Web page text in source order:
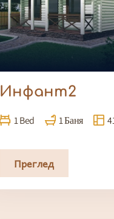
Инфант2
1 Bed 1 Баня
Преглед